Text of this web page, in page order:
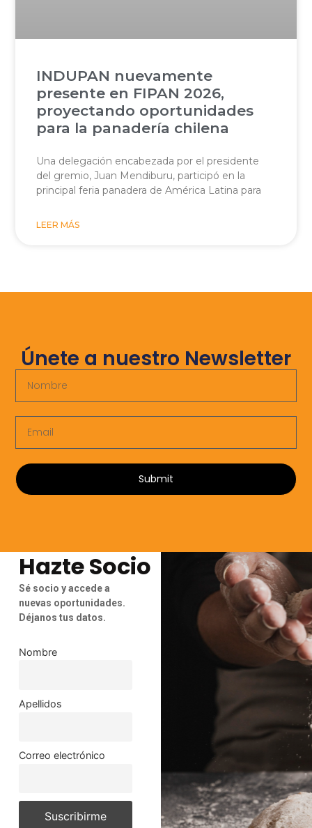
INDUPAN nuevamente
presente en FIPAN 2026,
proyectando oportunidades
para la panadería chilena
Una delegación encabezada por el presidente
del gremio, Juan Mendiburu, participó en la
principal feria panadera de América Latina para
LEER MÁS
Únete a nuestro Newsletter
Submit
Hazte Socio
Sé socio y accede a
nuevas oportunidades.
Déjanos tus datos.
Nombre
Apellidos
Correo electrónico